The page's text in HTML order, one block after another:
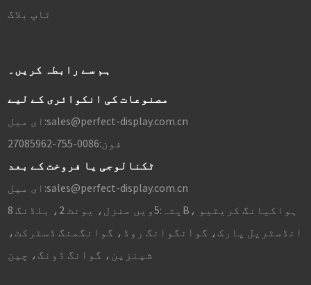
ٹاپ بلاگ
ہم سے رابطہ کریں۔
مصنوعات کی انکوائری کے لیے
ای میل:sales@perfect-display.com.cn
فون:0086-755-27085962
ٹکنالوجی یا فروخت کے بعد
ای میل:sales@perfect-display.com.cn
پتہ:
5ویں منزل، یونٹ 2، بلڈنگ 8B، ہواکیانگ کریٹیو
انڈسٹریل پارک، گوانگوانگ روڈ، گوانگمنگ ڈسٹرکٹ،
شینزین، گوانگ ڈونگ، چین